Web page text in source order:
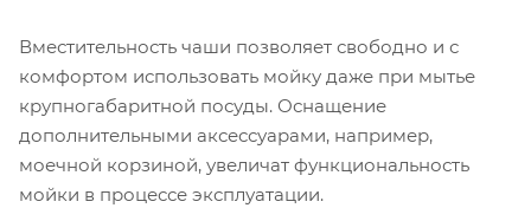
Вместительность чаши позволяет свободно и с
комфортом использовать мойку даже при мытье
крупногабаритной посуды. Оснащение
дополнительными аксессуарами, например,
моечной корзиной, увеличат функциональность
мойки в процессе эксплуатации.